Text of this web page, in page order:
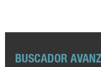
BUSCADOR